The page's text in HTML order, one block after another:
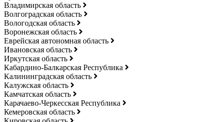
Владимирская область
Волгоградская область
Вологодская область
Воронежская область
Еврейская автономная область
Ивановская область
Иркутская область
Кабардино-Балкарская Республика
Калининградская область
Калужская область
Камчатская область
Карачаево-Черкесская Республика
Кемеровская область